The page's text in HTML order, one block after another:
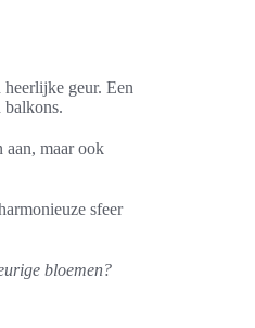
geur. Een
balkons.
aan, maar ook
sfeer
bloemen?